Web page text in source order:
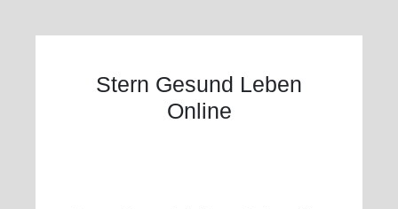
Stern Gesund Leben
Online